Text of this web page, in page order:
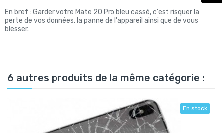
En bref : Garder votre Mate 20 Pro bleu cassé, c'est risquer la
perte de vos données, la panne de l'appareil ainsi que de vous
blesser.
6 autres produits de la même catégorie :
En stock